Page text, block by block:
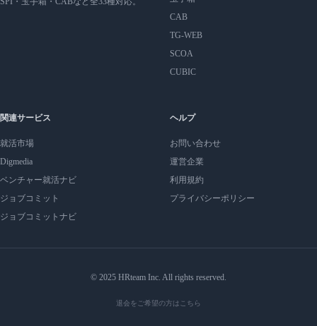
CAB
TG-WEB
SCOA
CUBIC
関連サービス
就活市場
Digmedia
ベンチャー就活ナビ
ジョブコミット
ジョブコミットナビ
ヘルプ
お問い合わせ
運営企業
利用規約
プライバシーポリシー
© 2025 HRteam Inc. All rights reserved.
退会をご希望の方はこちら